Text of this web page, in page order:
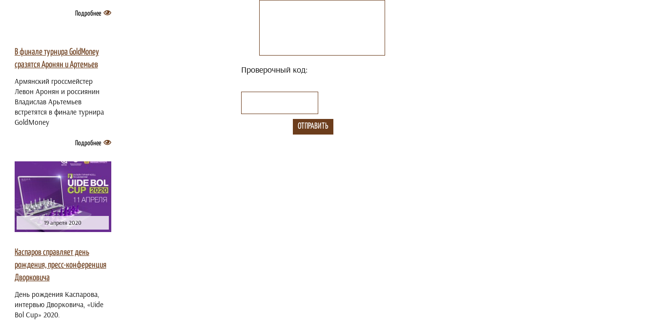
Подробнее
В финале турнира GoldMoney
сразятся Аронян и Артемьев
Армянский гроссмейстер
Левон Аронян и россиянин
Владислав Арьтемьев
встретятся в финале турнира
GoldMoney
Подробнее
19 апреля 2020
Каспаров справляет день
рождения, пресс-конференция
Дворковича
День рождения Каспарова,
интервью Дворковича, «Uide
Bol Cup» 2020.
Проверочный код: